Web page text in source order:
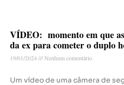
VÍDEO: momento em que
da ex para cometer o duplo
19/01/2024 Nenhum comentário
Um vídeo de uma câmera de